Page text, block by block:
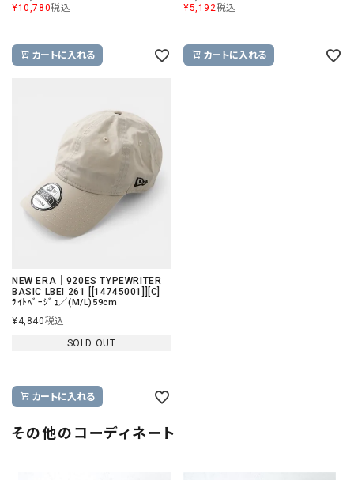
¥10,780税込
カートに入れる
¥5,192税込
カートに入れる
NEW ERA｜920ES TYPEWRITER
BASIC LBEI 261 [[14745001]][C]
ﾗｲﾄﾍﾞｰｼﾞｭ／(M/L)59cm
¥4,840税込
SOLD OUT
カートに入れる
その他のコーディネート